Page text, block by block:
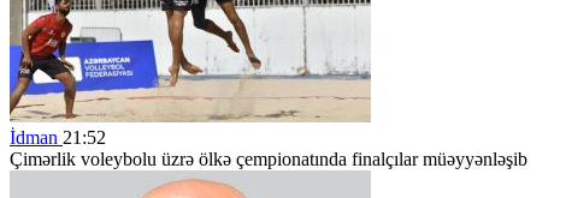
İdman 21:52
Çimərlik voleybolu üzrə ölkə çempionatında finalçılar müəyyənləşib